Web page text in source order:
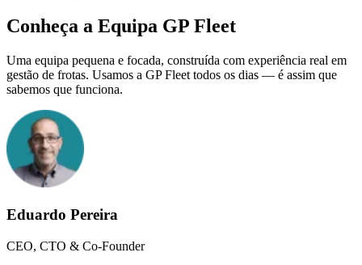
Conheça a Equipa GP Fleet
Uma equipa pequena e focada, construída com experiência real em
gestão de frotas. Usamos a GP Fleet todos os dias — é assim que
sabemos que funciona.
Eduardo Pereira
CEO, CTO & Co-Founder